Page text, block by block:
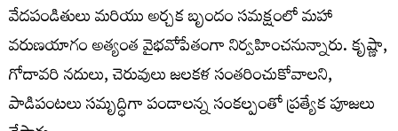
వేదపండితులు మరియు అర్చక బృందం సమక్షంలో మహా
వరుణయాగం అత్యంత వైభవోపేతంగా నిర్వహించనున్నారు. కృష్ణా,
గోదావరి నదులు, చెరువులు జలకళ సంతరించుకోవాలని,
పాడిపంటలు సమృద్ధిగా పండాలన్న సంకల్పంతో ప్రత్యేక పూజలు